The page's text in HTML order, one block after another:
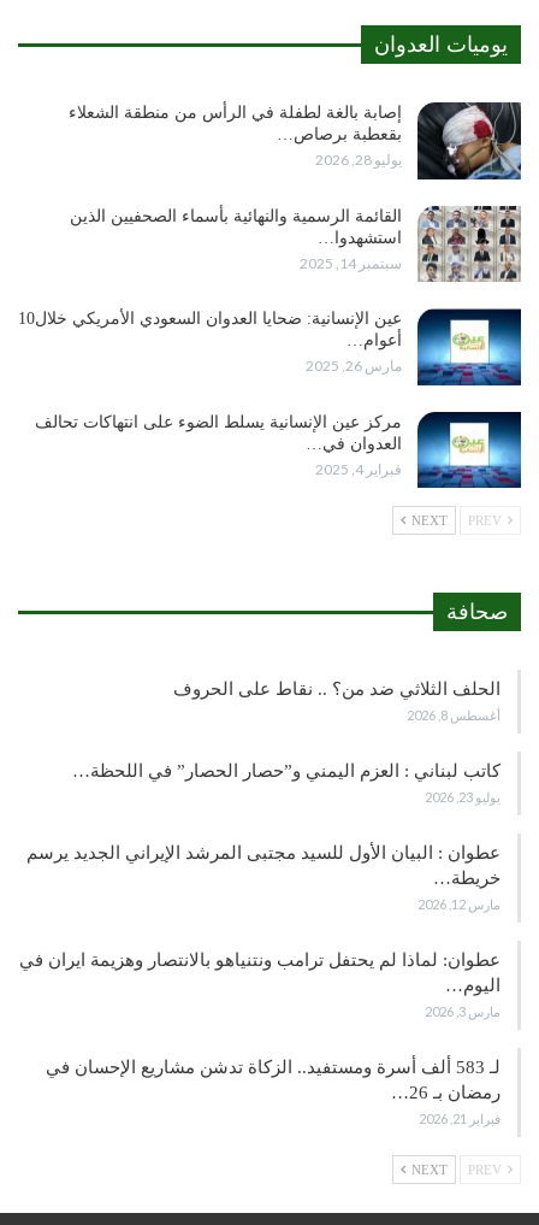
يوميات العدوان
إصابة بالغة لطفلة في الرأس من منطقة الشعلاء
بقعطبة برصاص…
يوليو 28, 2026
القائمة الرسمية والنهائية بأسماء الصحفيين الذين
استشهدوا…
سبتمبر 14, 2025
عين الإنسانية: ضحايا العدوان السعودي الأمريكي خلال10
أعوام…
مارس 26, 2025
مركز عين الإنسانية يسلط الضوء على انتهاكات تحالف
العدوان في…
فبراير 4, 2025
NEXT
صحافة
الحلف الثلاثي ضد من؟ .. نقاط على الحروف
أغسطس 8, 2026
كاتب لبناني : العزم اليمني و”حصار الحصار” في اللحظة…
يوليو 23, 2026
عطوان : البيان الأول للسيد مجتبى المرشد الإيراني الجديد يرسم
خريطة…
مارس 12, 2026
عطوان: لماذا لم يحتفل ترامب ونتنياهو بالانتصار وهزيمة ايران في
اليوم…
مارس 3, 2026
لـ 583 ألف أسرة ومستفيد.. الزكاة تدشن مشاريع الإحسان في
رمضان بـ 26…
فبراير 21, 2026
NEXT